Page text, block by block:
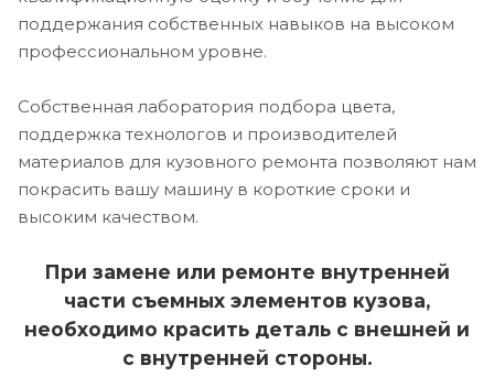
поддержания собственных навыков на высоком
профессиональном уровне.
Собственная лаборатория подбора цвета,
поддержка технологов и производителей
материалов для кузовного ремонта позволяют нам
покрасить вашу машину в короткие сроки и
высоким качеством.
При замене или ремонте внутренней
части съемных элементов кузова,
необходимо красить деталь с внешней и
с внутренней стороны.